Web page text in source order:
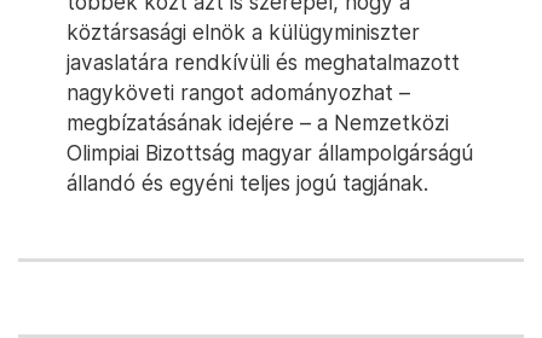
köztársasági elnök a külügyminiszter
javaslatára rendkívüli és meghatalmazott
nagyköveti rangot adományozhat –
megbízatásának idejére – a Nemzetközi
Olimpiai Bizottság magyar állampolgárságú
állandó és egyéni teljes jogú tagjának.